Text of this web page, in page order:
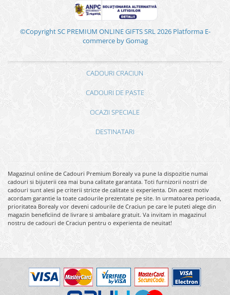
©Copyright SC PREMIUM ONLINE GIFTS SRL 2026 Platforma E-
commerce by Gomag
CADOURI CRACIUN
CADOURI DE PASTE
OCAZII SPECIALE
DESTINATARI
Magazinul online de Cadouri Premium Borealy va pune la dispozitie numai
cadouri si bijuterii cea mai buna calitate garantata. Toti furnizorii nostri de
cadouri sunt alesi pe criterii stricte de calitate si experienta. Din acest motiv
acordam garantie la toate cadourile prezentate pe site. In urmatoarea perioada,
prioritatea Borealy vor deveni cadourile de Craciun pe care le puteti alege din
magazin beneficiind de livrare si ambalare gratuit. Va invitam in magazinul
nostru de cadouri de Craciun pentru o experienta de neuitat!